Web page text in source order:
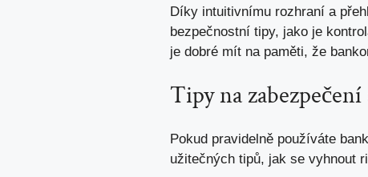
Díky intuitivnímu rozhraní a
bezpečnostní tipy, jako je‌
je dobré mít na paměti, že
Tipy ⁤na
Pokud pravidelně používáte
užitečných tipů, jak se vyhnout